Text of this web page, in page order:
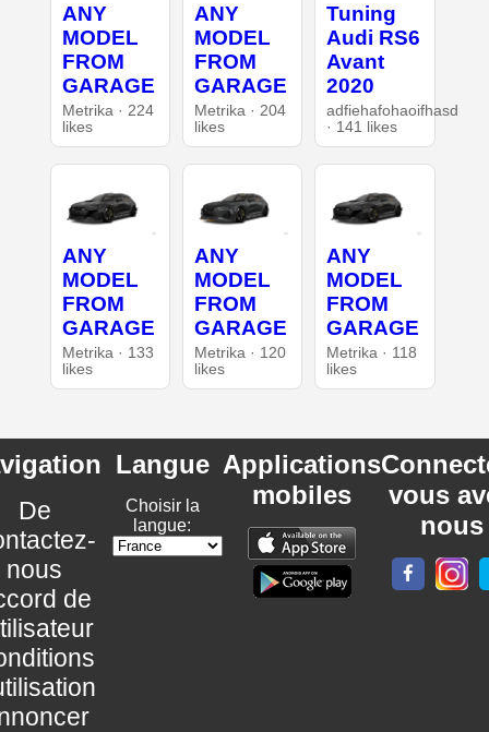
ANY
MODEL
FROM
GARAGE
Metrika · 224
likes
ANY
MODEL
FROM
GARAGE
Metrika · 204
likes
Tuning
Audi RS6
Avant
2020
adfiehafohaoifhasd
· 141 likes
ANY
MODEL
FROM
GARAGE
Metrika · 133
likes
ANY
MODEL
FROM
GARAGE
Metrika · 120
likes
ANY
MODEL
FROM
GARAGE
Metrika · 118
likes
De
nous
de
Langue
Choisir la
langue:
Applications
mobiles
vous
nous